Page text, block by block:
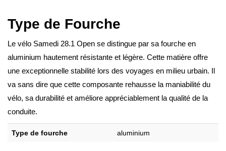
Type de Fourche
Le vélo Samedi 28.1 Open se distingue par sa fourche en
aluminium hautement résistante et légère. Cette matière offre
une exceptionnelle stabilité lors des voyages en milieu urbain. Il
va sans dire que cette composante rehausse la maniabilité du
vélo, sa durabilité et améliore appréciablement la qualité de la
conduite.
Type de fourche aluminium